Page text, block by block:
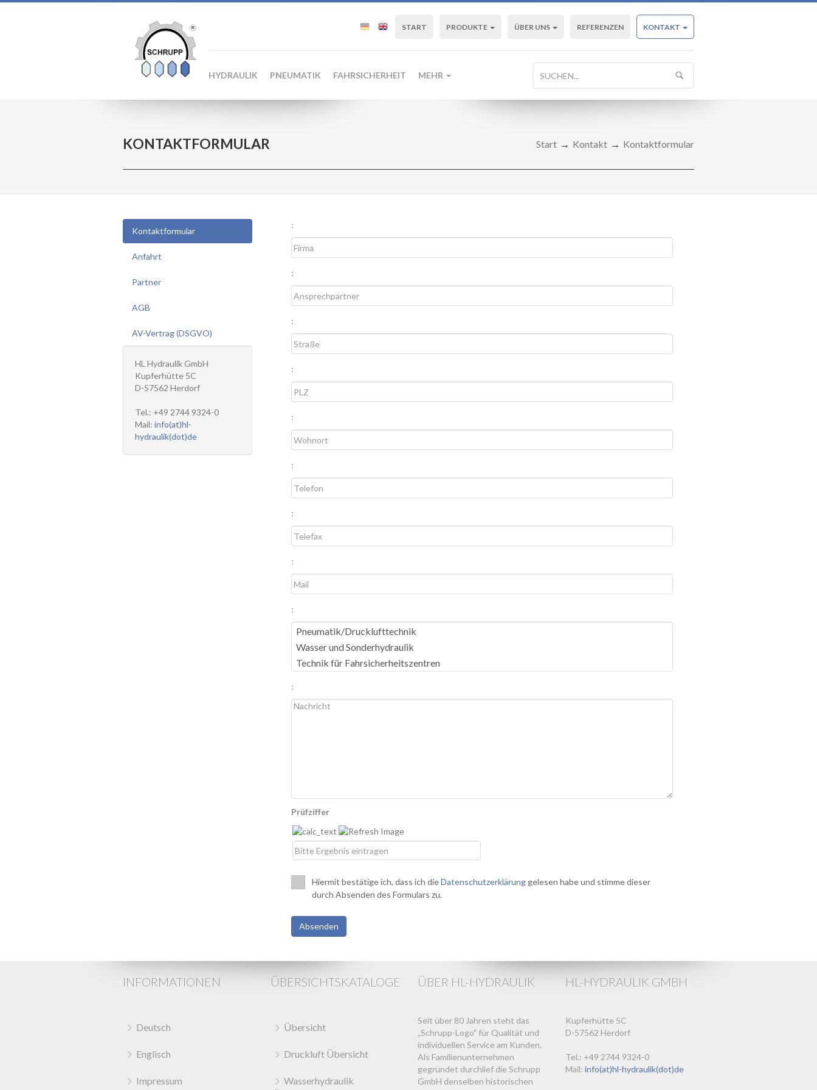
START PRODUKTE ÜBER UNS REFERENZEN KONTAKT
HYDRAULIK PNEUMATIK FAHRSICHERHEIT MEHR
KONTAKTFORMULAR Start Kontakt Kontaktformular
:
:
:
:
:
:
:
:
:
:
Prüfziffer
Hiermit bestätige ich, dass ich dieDatenschutzerklärunggelesen habe und stimme dieser
durch Absenden des Formulars zu.
Kontaktformular
Anfahrt
Partner
AGB
AV-Vertrag (DSGVO)
HL Hydraulik GmbH
Kupferhütte 5C
D-57562 Herdorf
Tel.: +49 2744 9324-0
Mail: info(at)hl-
hydraulik(dot)de
INFORMATIONEN
Deutsch
Englisch
Impressum
ÜBERSICHTSKATALOGE
Übersicht
Druckluft Übersicht
Wasserhydraulik
ÜBER HL-HYDRAULIK
Seit über 80 Jahren steht das
„Schrupp-Logo" für Qualität und
individuellen Service am Kunden.
Als Familienunternehmen
gegründet durchlief die Schrupp
GmbH denselben historischen
HL-HYDRAULIK GMBH
Kupferhütte 5C
D-57562 Herdorf
Tel.: +49 2744 9324-0
Mail: info(at)hl-hydraulik(dot)de